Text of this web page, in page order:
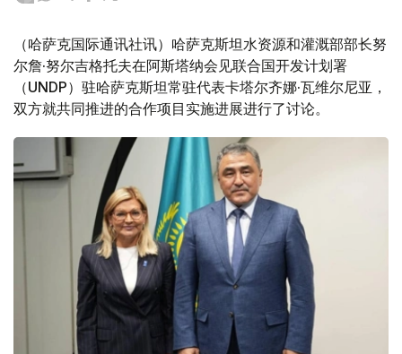
（哈萨克国际通讯社讯）哈萨克斯坦水资源和灌溉部部长努
尔詹·努尔吉格托夫在阿斯塔纳会见联合国开发计划署
（UNDP）驻哈萨克斯坦常驻代表卡塔尔齐娜·瓦维尔尼亚，
双方就共同推进的合作项目实施进展进行了讨论。